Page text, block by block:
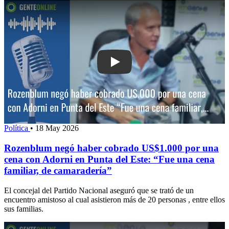
Play: Rozenblum negó haber
Política • 18 May 2026
Rozenblum negó haber cobrado US$1.000 por una
cena con Adorni en Punta del Este: “Fue una cena
familiar, de camaradería”
El concejal del Partido Nacional aseguró que se trató de un
encuentro amistoso al cual asistieron más de 20 personas , entre ellos
sus familias.